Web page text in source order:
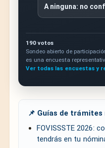
A ninguna: no
190 votos
Sondeo abierto de
es una encuesta
Ver todas las encuestas y
📌 Guías de
FOVISSSTE 2026:
tendrás en tu